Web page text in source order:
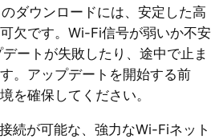
ダウンロードには、安定した高
欠です。Wi-Fi信号が弱いか不安
ートが失敗したり、途中で止ま
。アップデートを開始する前
を確保してください。
続が可能な、強力なWi-Fiネット